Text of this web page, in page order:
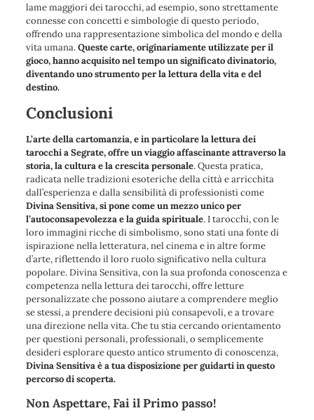
lame maggiori dei tarocchi, ad esempio, sono strettamente
connesse con concetti e simbologie di questo periodo,
offrendo una rappresentazione simbolica del mondo e della
vita umana.Queste carte, originariamente utilizzate per il
gioco, hanno acquisito nel tempo un significato divinatorio,
diventando uno strumento per la lettura della vita e del
destino.
Conclusioni
L’arte della cartomanzia, e in particolare la lettura dei
tarocchi a Segrate, offre un viaggio affascinante attraverso la
storia, la cultura e la crescita personale. Questa pratica,
radicata nelle tradizioni esoteriche della città e arricchita
dall’esperienza e dalla sensibilità di professionisti come
Divina Sensitiva, si pone come un mezzo unico per
l’autoconsapevolezza e la guida spirituale. I tarocchi, con le
loro immagini ricche di simbolismo, sono stati una fonte di
ispirazione nella letteratura, nel cinema e in altre forme
d’arte, riflettendo il loro ruolo significativo nella cultura
popolare. Divina Sensitiva, con la sua profonda conoscenza e
competenza nella lettura dei tarocchi, offre letture
personalizzate che possono aiutare a comprendere meglio
se stessi, a prendere decisioni più consapevoli, e a trovare
una direzione nella vita. Che tu stia cercando orientamento
per questioni personali, professionali, o semplicemente
desideri esplorare questo antico strumento di conoscenza,
Divina Sensitiva è a tua disposizione per guidarti in questo
percorso di scoperta.
Non Aspettare, Fai il Primo passo!